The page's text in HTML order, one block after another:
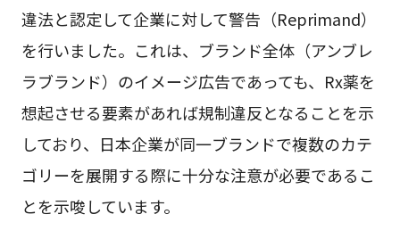
違法と認定して企業に対して警告（Reprimand）
を行いました。これは、ブランド全体（アンブレ
ラブランド）のイメージ広告であっても、Rx薬を
想起させる要素があれば規制違反となることを示
しており、日本企業が同一ブランドで複数のカテ
ゴリーを展開する際に十分な注意が必要であるこ
とを示唆しています。